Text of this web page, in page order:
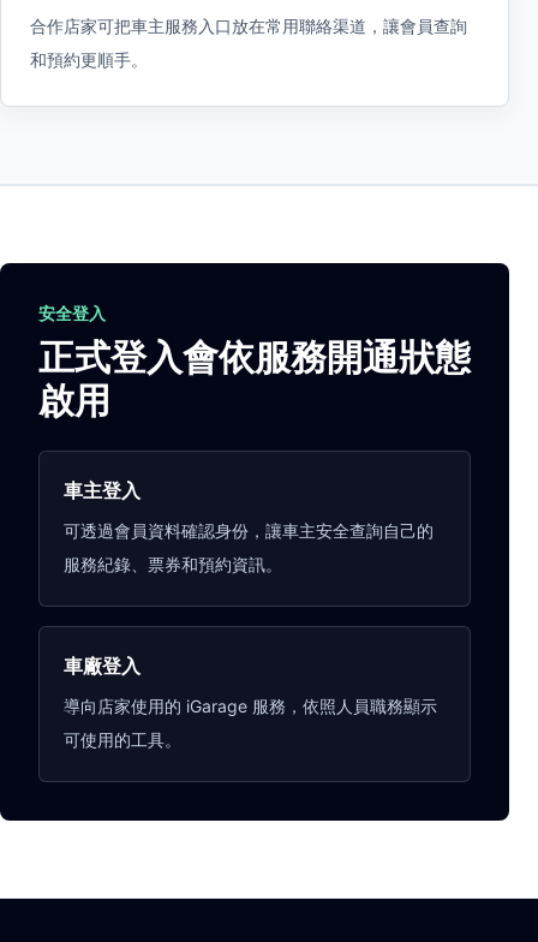
合作店家可把車主服務入口放在常用聯絡渠道，讓會員查詢
和預約更順手。
安全登入
正式登入會依服務開通狀態
啟用
車主登入
可透過會員資料確認身份，讓車主安全查詢自己的
服務紀錄、票券和預約資訊。
車廠登入
導向店家使用的 iGarage 服務，依照人員職務顯示
可使用的工具。